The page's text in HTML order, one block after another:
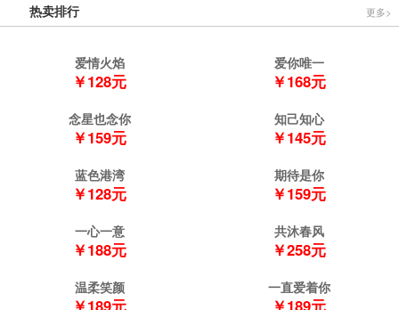
热卖排行 更多>
爱情火焰
￥128元
爱你唯一
￥168元
念星也念你
￥159元
知己知心
￥145元
蓝色港湾
￥128元
期待是你
￥159元
一心一意
￥188元
共沐春风
￥258元
温柔笑颜
￥189元
一直爱着你
￥189元